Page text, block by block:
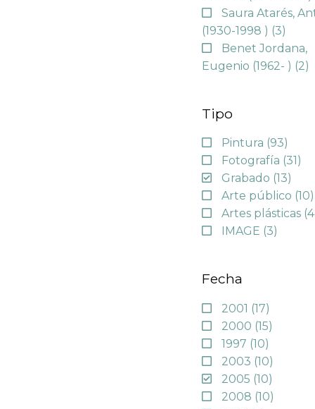
Saura Atarés,
(1930-1998 ) (3)
Benet Jordana,
Eugenio (1962- ) (2)
Tipo
Pintura (93)
Fotografía (31)
Grabado (13)
Arte público (10)
Artes plásticas
IMAGE (3)
Fecha
2001 (17)
2000 (15)
1997 (10)
2003 (10)
2005 (10)
2008 (10)